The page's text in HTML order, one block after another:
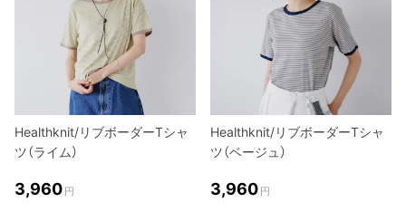
Healthknit/リブボーダーTシャ
ツ（ライム）
3,960 円
Healthknit/リブボーダーTシャ
ツ（ベージュ）
3,960 円